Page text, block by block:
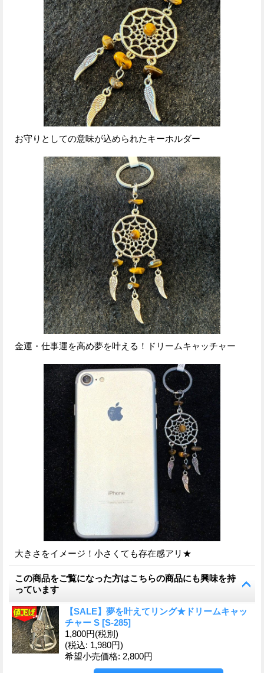
お守りとしての意味が込められたキーホルダー
金運・仕事運を高め夢を叶える！ドリームキャッチャー
大きさをイメージ！小さくても存在感アリ★
この商品をご覧になった方はこちらの商品にも興味を持
っています
【SALE】夢を叶えてリング★ドリームキャッ
チャー S [S-285]
1,800円(税別)
(税込: 1,980円)
希望小売価格: 2,800円